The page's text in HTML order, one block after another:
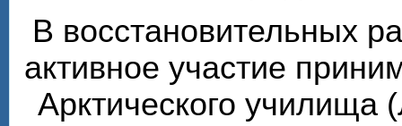
В восстановительных
активное участие
Арктического